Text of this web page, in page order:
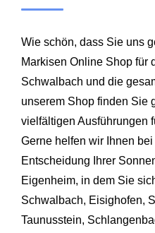
Wie schön, dass Sie uns
Markisen Online Shop für
Schwalbach und die
unserem Shop finden Sie
vielfältigen Ausführungen
Gerne helfen wir Ihnen
Entscheidung Ihrer
Eigenheim, in dem Sie
Schwalbach, Eisighofen,
Taunusstein,